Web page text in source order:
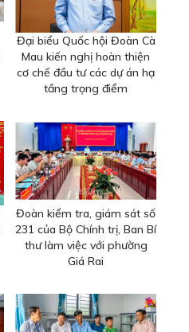
Đại biểu Quốc hội Đoàn Cà
Mau kiến nghị hoàn thiện
cơ chế đầu tư các dự án hạ
tầng trọng điểm
Đoàn kiểm tra, giám sát số
231 của Bộ Chính trị, Ban Bí
thư làm việc với phường
Giá Rai